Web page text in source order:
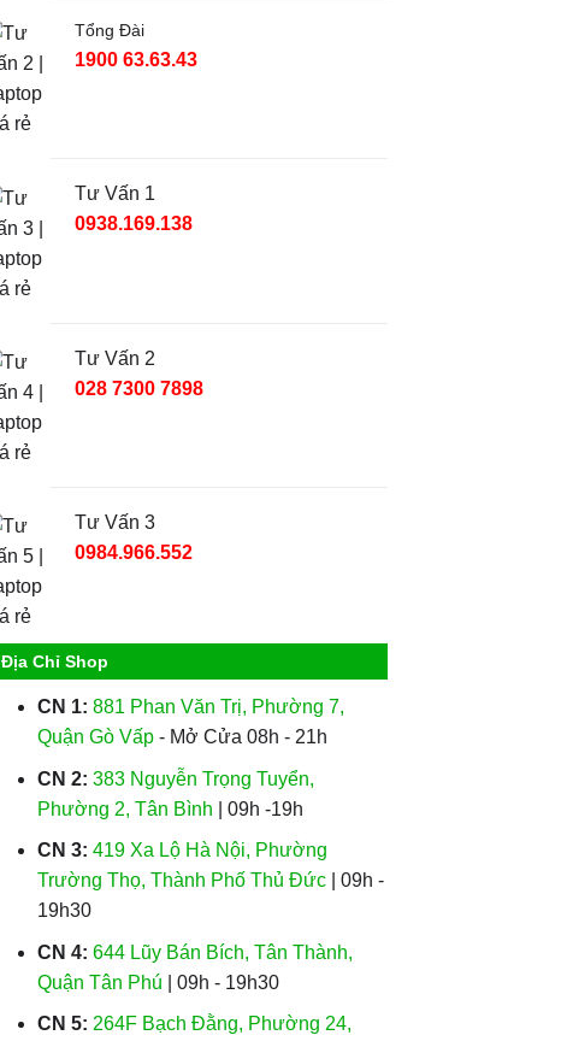
Tổng Đài
1900 63.63.43
Tư Vấn 1
0938.169.138
Tư Vấn 2
028 7300 7898
Tư Vấn 3
0984.966.552
Địa Chỉ Shop
CN 1: 881 Phan Văn Trị, Phường 7,
Quận Gò Vấp - Mở Cửa 08h - 21h
CN 2: 383 Nguyễn Trọng Tuyển,
Phường 2, Tân Bình | 09h -19h
CN 3: 419 Xa Lộ Hà Nội, Phường
Trường Thọ, Thành Phố Thủ Đức | 09h -
19h30
CN 4: 644 Lũy Bán Bích, Tân Thành,
Quận Tân Phú | 09h - 19h30
CN 5: 264F Bạch Đằng, Phường 24,